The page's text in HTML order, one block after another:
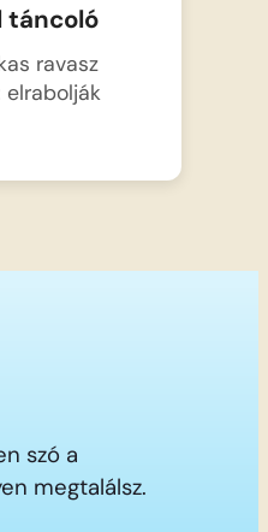
táncoló
ravasz
elrabolják
szó a
megtalálsz.